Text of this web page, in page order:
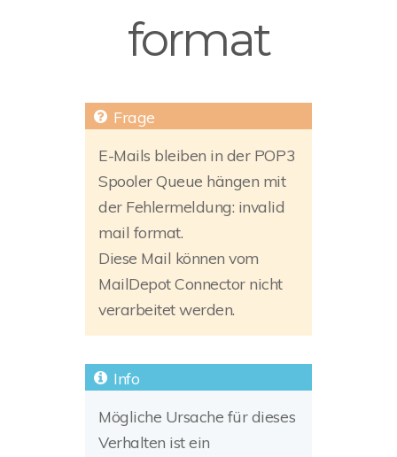
format
E-Mails bleiben in der POP3
Spooler Queue hängen mit
der Fehlermeldung: invalid
mail format.
Diese Mail können vom
MailDepot Connector nicht
verarbeitet werden.
Mögliche Ursache für dieses
Verhalten ist ein